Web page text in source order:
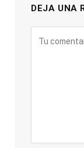
DEJA UNA